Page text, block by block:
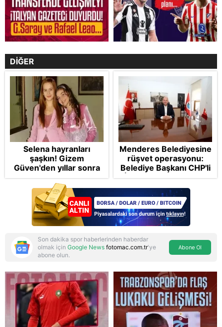
Reddet
DİĞER
Selena hayranları
şaşkın! Gizem
Güven'den yıllar sonra
gelen Cansu Demirci
itirafı! "Konuşmuyoruz"
Menderes Belediyesine
rüşvet operasyonu:
Belediye Başkanı CHP'li
İlkay Çiçek tutuklandı
Son dakika spor haberlerinden haberdar
olmak için Google News fotomac.com.tr'ye
abone olun.
Abone Ol